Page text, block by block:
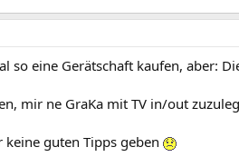
so eine Gerätschaft kaufen, aber:
mir ne GraKa mit TV in/out
guten Tipps geben